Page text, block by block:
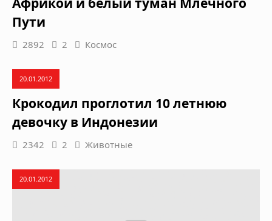
Пути
2892 2 Космос
20.01.2012
Крокодил проглотил 10 летнюю
девочку в Индонезии
2342 2 Животные
20.01.2012